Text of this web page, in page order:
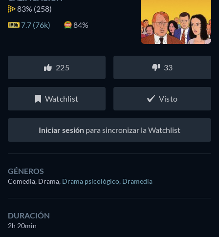
83% (258)
7.7 (76k)
84%
225 33
Watchlist Visto
Iniciar sesión para sincronizar la Watchlist
GÉNEROS
Comedia, Drama, Drama psicológico, Dramedia
DURACIÓN
2h 20min